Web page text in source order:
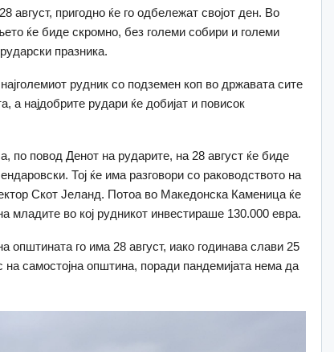
август, пригодно ќе го одбележат својот ден. Во
ќе биде скромно, без големи собири и големи
празника.
рудник со подземен коп во државата сите
а најдобрите рудари ќе добијат и повисок
по повод Денот на рударите, на 28 август ќе биде
Тој ќе има разговори со раководството на
Скот Јеланд. Потоа во Македонска Каменица ќе
младите во кој рудникот инвестираше 130.000 евра.
општината го има 28 август, иако годинава слави 25
на самостојна општина, поради пандемијата нема да